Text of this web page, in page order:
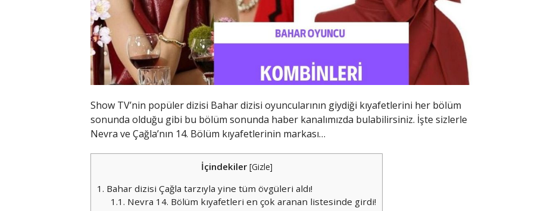
Show TV’nin popüler dizisi Bahar dizisi oyuncularının giydiği kıyafetlerini her bölüm
sonunda olduğu gibi bu bölüm sonunda haber kanalımızda bulabilirsiniz. İşte sizlerle
Nevra ve Çağla’nın 14. Bölüm kıyafetlerinin markası…
İçindekiler [Gizle]
1. Bahar dizisi Çağla tarzıyla yine tüm övgüleri aldı!
1.1. Nevra 14. Bölüm kıyafetleri en çok aranan listesinde girdi!